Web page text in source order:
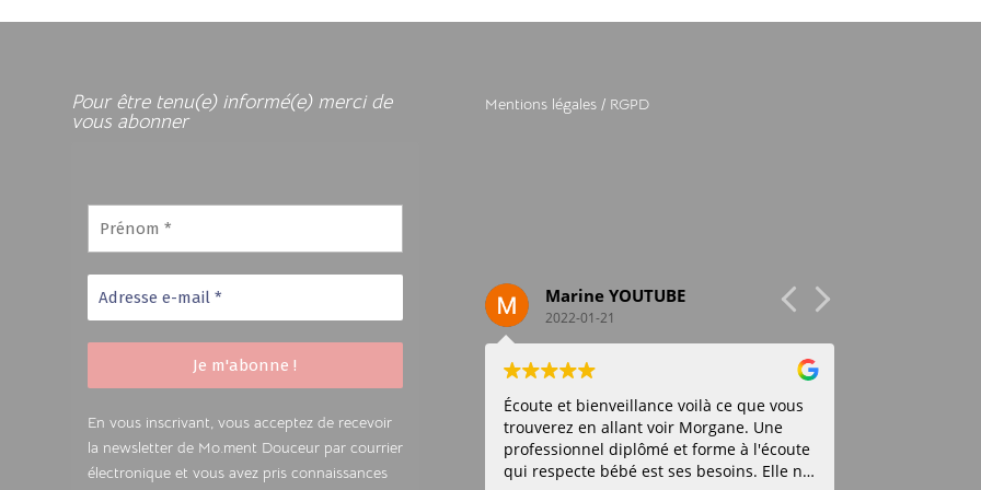
Pour être tenu(e) informé(e) merci de
vous abonner
e-
*
En vous inscrivant, vous acceptez de recevoir
la newsletter de Mo.ment Douceur par courrier
électronique et vous avez pris connaissances
Mentions légales/ RGPD
Marine YOUTUBE
2022-01-21
Écoute et bienveillance voilà ce que vous
trouverez en allant voir Morgane. Une
professionnel diplômé et forme à l'écoute
qui respecte bébé est ses besoins. Elle ne